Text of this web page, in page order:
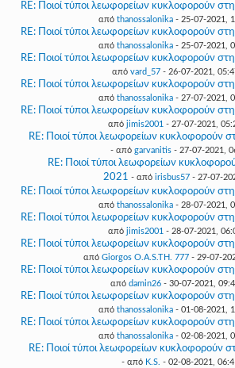
RE: Ποιοί τύποι λεωφορείων κυκλοφορούν
από thanossalonika - 25-07-2021,
RE: Ποιοί τύποι λεωφορείων κυκλοφορούν
από thanossalonika - 25-07-2021,
RE: Ποιοί τύποι λεωφορείων κυκλοφορούν
από vard_57- 26-07-2021,
RE: Ποιοί τύποι λεωφορείων κυκλοφορούν
από thanossalonika - 27-07-2021,
RE: Ποιοί τύποι λεωφορείων κυκλοφορούν
από jimis2001 - 27-07-2021,
RE: Ποιοί τύποι λεωφορείων κυκλοφορούν
- από garvanitis - 27-07-2021,
RE: Ποιοί τύποι λεωφορείων
2021 - από irisbus57- 27-07-
RE: Ποιοί τύποι λεωφορείων κυκλοφορούν
από thanossalonika - 28-07-2021,
RE: Ποιοί τύποι λεωφορείων κυκλοφορούν
από jimis2001 - 28-07-2021,
RE: Ποιοί τύποι λεωφορείων κυκλοφορούν
από Giorgos O.A.S.TH. 777- 29-07-
RE: Ποιοί τύποι λεωφορείων κυκλοφορούν
από damin26 - 30-07-2021,
RE: Ποιοί τύποι λεωφορείων κυκλοφορούν
από thanossalonika - 01-08-2021,
RE: Ποιοί τύποι λεωφορείων κυκλοφορούν
από thanossalonika - 02-08-2021,
RE: Ποιοί τύποι λεωφορείων κυκλοφορούν
- από K.S. - 02-08-2021,